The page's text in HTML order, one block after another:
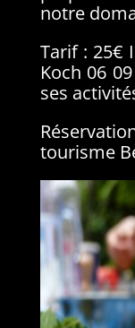
notre
Tarif : 25€
Koch 06
ses
tourisme